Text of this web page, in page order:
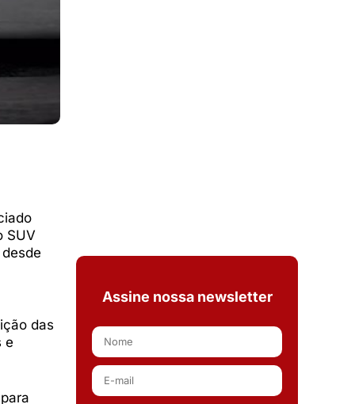
SUV
das
e
Assine nossa newsletter